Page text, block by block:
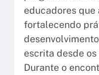
educadores que
fortalecendo
escrita desde
Durante o